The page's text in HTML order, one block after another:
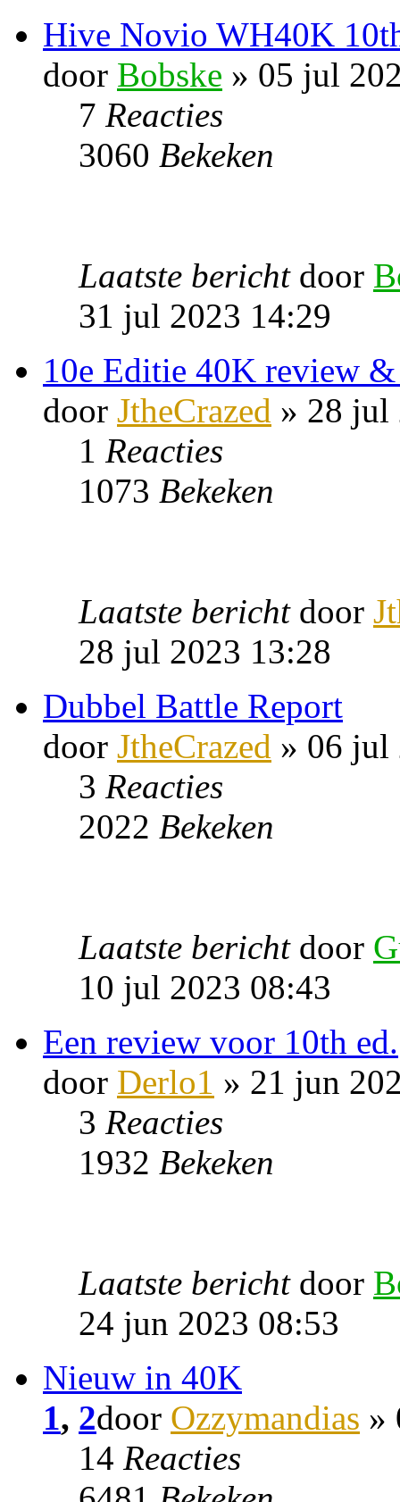
Hive Novio WH40K
door Bobske » 05 jul
7 Reacties
3060 Bekeken
Laatste bericht door
31 jul 2023 14:29
10e Editie 40K review
door JtheCrazed » 28 jul
1 Reacties
1073 Bekeken
Laatste bericht door
28 jul 2023 13:28
Dubbel Battle Report
door JtheCrazed » 06 jul
3 Reacties
2022 Bekeken
Laatste bericht door
10 jul 2023 08:43
Een review voor 10th ed.
door Derlo1 » 21 jun
3 Reacties
1932 Bekeken
Laatste bericht door
24 jun 2023 08:53
Nieuw in 40K
1, 2door Ozzymandias »
14 Reacties